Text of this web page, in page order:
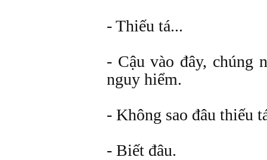
- Thiếu tá...
- Cậu vào đây, chúng
nguy hiểm.
- Không sao đâu thiếu
- Biết đâu.